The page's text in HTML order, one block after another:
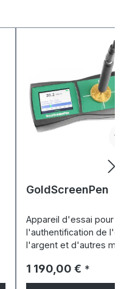
GoldScreenPen
Appareil d'essai pour
l'authentification de l'or,
l'argent et d'autres
Prix régulier :
1 190,00 € *